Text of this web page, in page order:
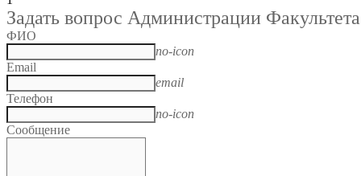
Задать вопрос Администрации Факультета
ФИО
no-icon
Email
email
Телефон
no-icon
Сообщение